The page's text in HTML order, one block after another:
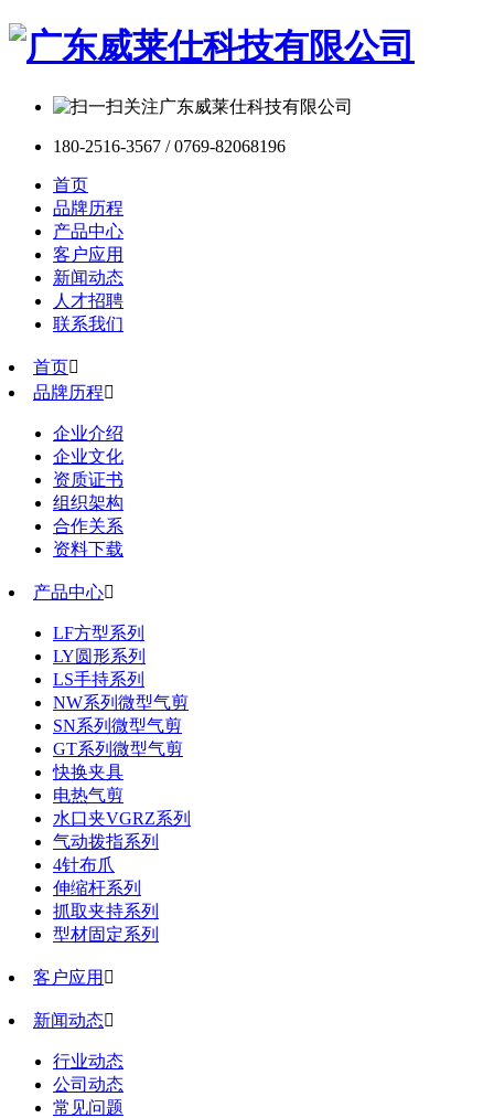
180-2516-3567 / 0769-82068196
首页
品牌历程
产品中心
客户应用
新闻动态
人才招聘
联系我们
首页
品牌历程
企业介绍
企业文化
资质证书
组织架构
合作关系
资料下载
产品中心
LF方型系列
LY圆形系列
LS手持系列
NW系列微型气剪
SN系列微型气剪
GT系列微型气剪
快换夹具
电热气剪
水口夹VGRZ系列
气动拨指系列
4针布爪
伸缩杆系列
抓取夹持系列
型材固定系列
客户应用 
新闻动态
行业动态
公司动态
常见问题